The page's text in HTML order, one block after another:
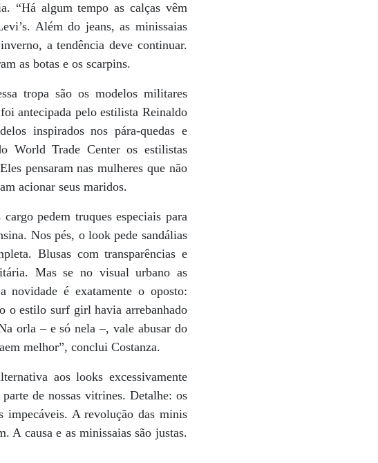
“Há algum tempo as calças vêm
Além do jeans, as minissaias
a tendência deve continuar.
as botas e os scarpins.
tropa são os modelos militares
antecipada pelo estilista Reinaldo
inspirados nos pára-quedas e
World Trade Center os estilistas
pensaram nas mulheres que não
acionar seus maridos.
pedem truques especiais para
Nos pés, o look pede sandálias
Blusas com transparências e
Mas se no visual urbano as
novidade é exatamente o oposto:
o estilo surf girl havia arrebanhado
orla – e só nela –, vale abusar do
melhor”, conclui Costanza.
aos looks excessivamente
de nossas vitrines. Detalhe: os
impecáveis. A revolução das minis
A causa e as minissaias são justas.